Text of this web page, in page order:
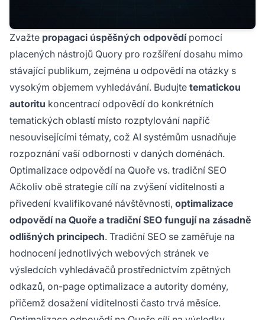
Zvažte propagaci úspěšných odpovědípomocí
placených nástrojů Quory pro rozšíření dosahu mimo
stávající publikum, zejména u odpovědí na otázky s
vysokým objemem vyhledávání. Budujte tematickou
autoritu koncentrací odpovědí do konkrétních
tematických oblastí místo rozptylování napříč
nesouvisejícími tématy, což AI systémům usnadňuje
rozpoznání vaší odbornosti v daných doménách.
Optimalizace odpovědí na Quoře vs. tradiční SEO
Ačkoliv obě strategie cílí na zvýšení viditelnosti a
přivedení kvalifikované návštěvnosti, optimalizace
odpovědí na Quoře a tradiční SEO fungují na zásadně
odlišných principech. Tradiční SEO se zaměřuje na
hodnocení jednotlivých webových stránek ve
výsledcích vyhledávačů prostřednictvím zpětných
odkazů, on-page optimalizace a autority domény,
přičemž dosažení viditelnosti často trvá měsíce.